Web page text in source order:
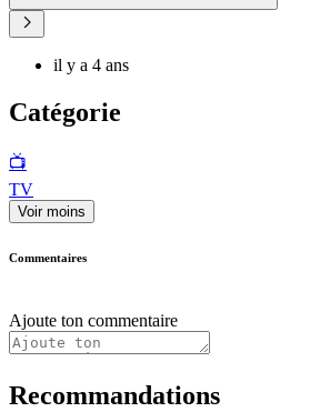
il y a 4 ans
Catégorie
📺
TV
Voir moins
Commentaires
Ajoute ton commentaire
Recommandations